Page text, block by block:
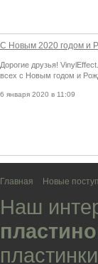
С Новым 2020 годом и
Дорогие друзья!
всех с Новым годом и
6 января 2020 в 11:09
Главная Новые
Наш